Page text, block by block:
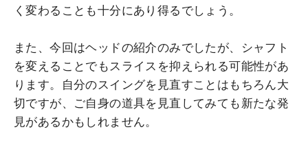
く変わることも十分にあり得るでしょう。
また、今回はヘッドの紹介のみでしたが、シャフト
を変えることでもスライスを抑えられる可能性があ
ります。自分のスイングを見直すことはもちろん大
切ですが、ご自身の道具を見直してみても新たな発
見があるかもしれません。